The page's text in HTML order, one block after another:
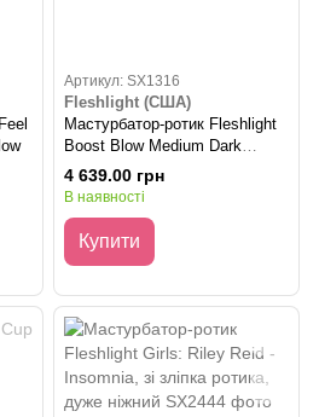
Артикул: SX1316
Fleshlight (США)
Мастурбатор-ротик Fleshlight
Boost Blow Medium Dark
Flesh, плаваючі кільця Turbo
Tech
4 639.00 грн
В наявності
Купити